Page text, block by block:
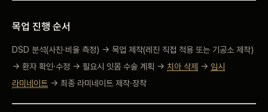
목업 진행 순서
DSD 분석(사진·비율 측정) → 목업 제작(레진 직접 적용 또는 기공소 제작)
→ 환자 확인·수정 → 필요시 잇몸 수술 계획 → 치아 삭제 → 임시
라미네이트 → 최종 라미네이트 제작·장착